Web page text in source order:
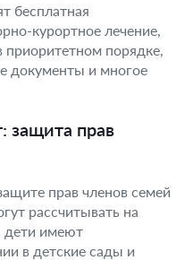
бесплатная
курортное лечение,
приоритетном порядке,
документы и многое
защита прав
прав членов семей
рассчитывать на
дети имеют
в детские сады и